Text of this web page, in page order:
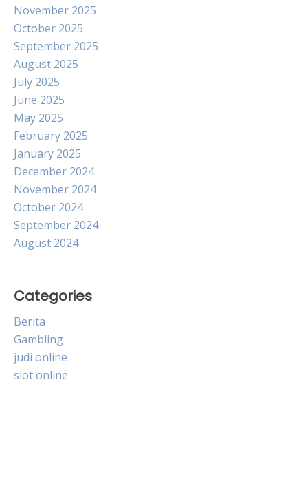
November 2025
October 2025
September 2025
August 2025
July 2025
June 2025
May 2025
February 2025
January 2025
December 2024
November 2024
October 2024
September 2024
August 2024
Categories
Berita
Gambling
judi online
slot online